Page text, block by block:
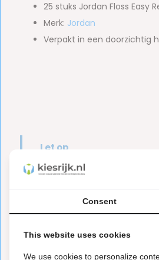
25 stuks Jordan Floss Easy
Merk: Jordan
Verpakt in een doorzichtig
ⓘ
Let op
Dit is een hygiëne
Hygiëneartikelen waarvan
hebben ook een
Reviews
Consent
This website uses cookies
We use cookies to personalize